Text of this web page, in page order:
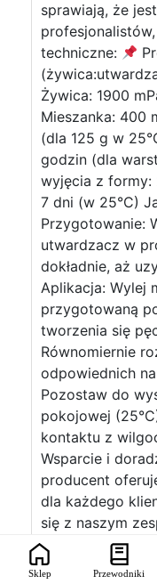
sprawiają, że
techniczne:
Żywica: 1900
Mieszanka: 400
(dla 125 g w
godzin (dla
wyjęcia z formy:
7 dni (w 25°C)
Przygotowanie:
utwardzacz w
dokładnie, aż
Aplikacja: Wylej
przygotowaną
tworzenia się
Równomiernie
odpowiednich
Pozostaw do
pokojowej
kontaktu z
Wsparcie i
producent
dla każdego
się z naszym
Ci fachowych
jest specjalnie
Sklep Przewodniki